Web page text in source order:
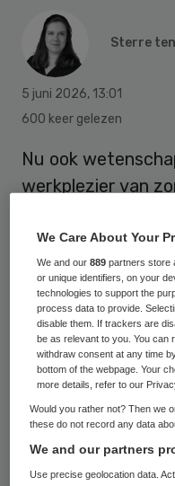
Sterre
5 juni 2026, 13:01
600 keer gelezen
Nu ook
werkplezier van
blijkt uit
Niveltoonde de
werkplezier en
welke oorzaak is
duidelijk.
De onderzoekers
helft (58,2%) van
We Care About Your
We and our889 partners store
or unique identifiers, on your
technologies to support the
process data to provide.
disable them. If trackers are
be as relevant to you. You
withdraw consent at any time
bottom of the webpage. Your
more details, refer to our
Would you rather not? Then we
these do not record any data
We and our partners
Use precise geolocation data.